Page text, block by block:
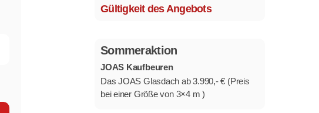
Gültigkeit des Angebots
Sommeraktion
JOAS Kaufbeuren
Das JOAS Glasdach ab 3.990,- € (Preis
bei einer Größe von 3×4 m )